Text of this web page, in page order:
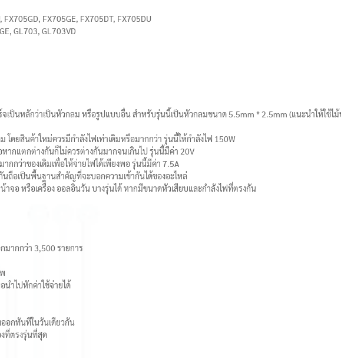
FX705GE, FX705DT, FX705DU
GL703, GL703VD
เป็นหลักว่าเป็นหัวกลม หรือรูปแบบอื่น สำหรับรุ่นนี้เป็นหัวกลมขนาด 5.5mm * 2.5mm (แนะนำให้ใช้ไม้
โดยสินค้าใหม่ควรมีกำลังไฟเท่าเดิมหรือมากกว่า รุ่นนี้ให้กำลังไฟ 150W
หากแตกต่างกันก็ไม่ควรต่างกันมากจนเกินไป รุ่นนี้มีค่า 20V
ากกว่าของเดิมเพื่อให้จ่ายไฟได้เพียงพอ รุ่นนี้มีค่า 7.5A
ถือเป็นพื้นฐานสำคัญที่จะบอกความเข้ากันได้ของอะไหล่
จอ หรือเครื่อง ออลอินวัน บางรุ่นได้ หากมีขนาดหัวเสียบและกำลังไฟที่ตรงกัน
มากกว่า 3,500 รายการ
ำไปหักค่าใช้จ่ายได้
ออกทันทีในวันเดียวกัน
ที่ตรงรุ่นที่สุด